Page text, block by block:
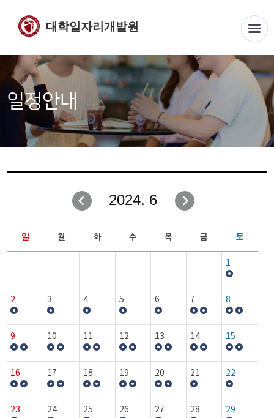
대학일자리개발원
일정안내
2024. 6
일 월 화 수 목 금 토
1
2 3 4 5 6 7 8
9 10 11 12 13 14 15
16 17 18 19 20 21 22
23 24 25 26 27 28 29